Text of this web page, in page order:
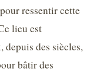
ressentir cette
lieu est
depuis des siècles,
bâtir des